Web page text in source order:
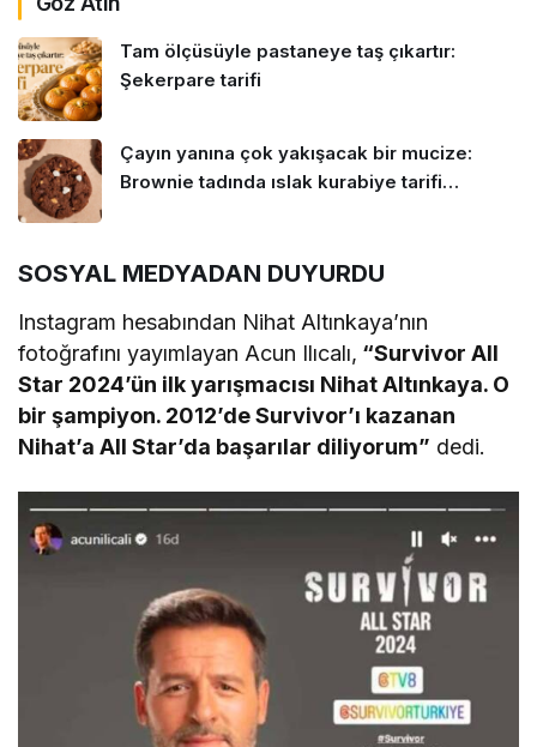
Tam ölçüsüyle pastaneye taş çıkartır:
Şekerpare tarifi
Çayın yanına çok yakışacak bir mucize:
Brownie tadında ıslak kurabiye tarifi…
SOSYAL MEDYADAN DUYURDU
Instagram hesabından Nihat Altınkaya’nın
fotoğrafını yayımlayan Acun Ilıcalı, “Survivor All
Star 2024’ün ilk yarışmacısı Nihat Altınkaya. O
bir şampiyon. 2012’de Survivor’ı kazanan
Nihat’a All Star’da başarılar diliyorum” dedi.